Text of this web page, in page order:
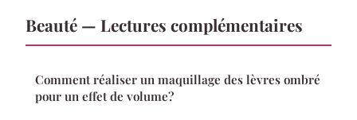
Beauté — Lectures complémentaires
Comment réaliser un maquillage des lèvres ombré
pour un effet de volume?